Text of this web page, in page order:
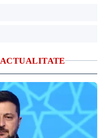
ACTUALITATE